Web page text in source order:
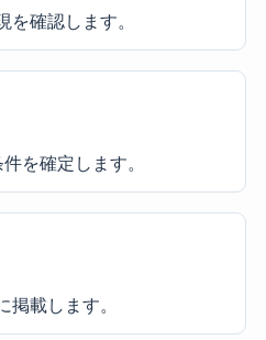
確認します。
を確定します。
載します。